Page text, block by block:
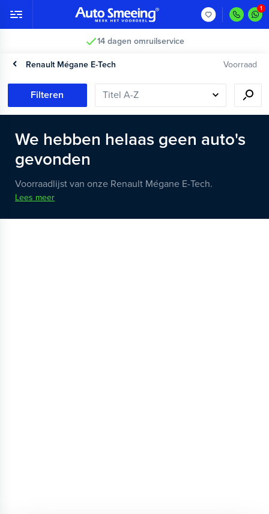
14 dagen omruilservice
Renault Mégane E-Tech Voorraad
Filteren
We hebben helaas geen auto's
gevonden
Voorraadlijst van onze Renault Mégane E-Tech.
Lees meer